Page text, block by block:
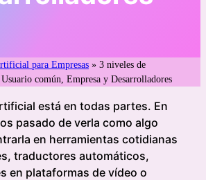
para Empresas » 3 niveles de
común, Empresa y Desarrolladores
está en todas partes. En
pasado de verla como algo
en herramientas cotidianas
traductores automáticos,
en plataformas de vídeo o